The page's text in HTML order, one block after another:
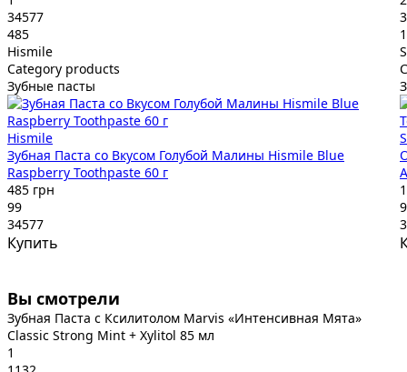
34577
485
Hismile
Category products
Зубные пасты
Hismile
Зубная Паста со Вкусом Голубой Малины Hismile Blue
Raspberry Toothpaste 60 г
485 грн
99
34577
Купить
Вы смотрели
Зубная Паста с Ксилитолом Marvis «Интенсивная Мята»
Classic Strong Mint + Xylitol 85 мл
1